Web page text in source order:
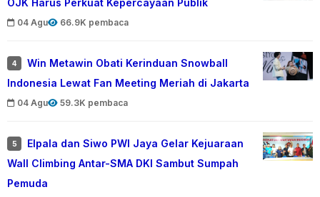
OJK Harus Perkuat Kepercayaan Publik
04 Agu 66.9K pembaca
4
Win Metawin Obati Kerinduan Snowball
Indonesia Lewat Fan Meeting Meriah di Jakarta
04 Agu 59.3K pembaca
5
Elpala dan Siwo PWI Jaya Gelar Kejuaraan
Wall Climbing Antar-SMA DKI Sambut Sumpah
Pemuda